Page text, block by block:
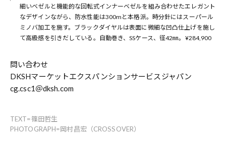
細いベゼルと機能的な回転式インナーベゼルを組み合わせたエレガント
なデザインながら、防水性能は300mと本格派。時分針にはスーパール
ミノバ加工を施す。ブラックダイヤルは表面に微細な凹凸仕上げを施し
て高級感を引きだしている。自動巻き、SSケース、径42㎜。¥284,900
問い合わせ
DKSHマーケットエクスパンションサービスジャパン
cg.csc1＠dksh.com
TEXT=篠田哲生
PHOTOGRAPH=岡村昌宏（CROSSOVER）